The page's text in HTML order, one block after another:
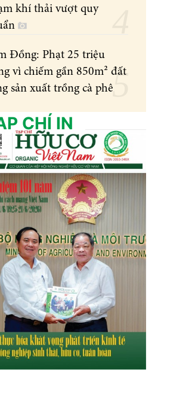
khí thải vượt quy
Đồng: Phạt 25 triệu
vì chiếm gần 850m² đất
sản xuất trồng cà phê
CHÍ IN